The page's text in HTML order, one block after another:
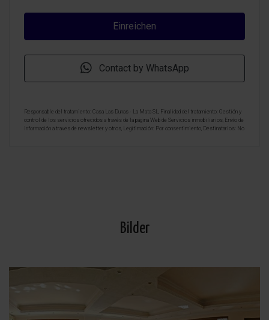
Contact by WhatsApp
Responsable del tratamiento: Casa Las Dunas - La Mata SL, Finalidad del tratamiento: Gestión y
control de los servicios ofrecidos a través de la página Web de Servicios inmobiliarios, Envío de
información a traves de newsletter y otros, Legitimación: Por consentimiento, Destinatarios: No
Bilder